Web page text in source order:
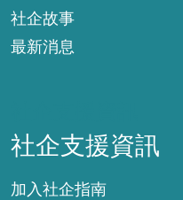
社企故事
最新消息
社企支援資訊
加入社企指南